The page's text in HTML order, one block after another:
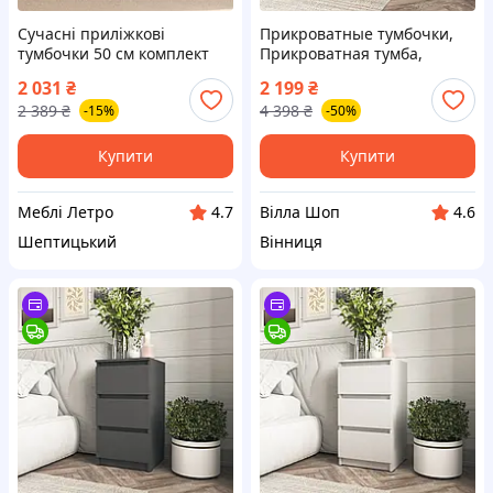
Сучасні приліжкові
тумбочки 50 см комплект
Вероніка Мебель Сервіс дуб
сонома+венге
2 031 ₴
2 389 ₴ -15%
Купити
Меблі Летро
4.7
Шептицький
Прикроватные тумбочки,
Прикроватная тумба,
выдвижным ящиком,
Современная
прикроватная тумба венге
темный
2 199₴
4 398 ₴ -50%
Купити
Вілла Шоп
4.6
Вінниця